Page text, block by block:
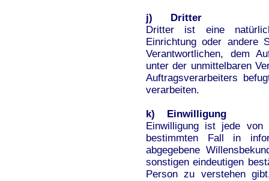
j) Dritter
Dritter ist eine
Einrichtung oder andere
Verantwortlichen, dem
unter der unmittelbaren
Auftragsverarbeiters
verarbeiten.
k) Einwilligung
Einwilligung ist jede von
bestimmten Fall in
abgegebene
sonstigen eindeutigen
Person zu verstehen